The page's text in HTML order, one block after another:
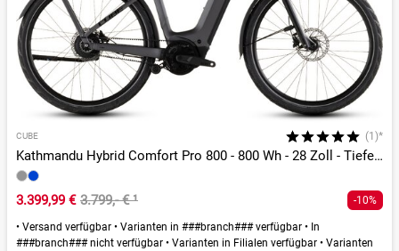
CUBE (1)*
Kathmandu Hybrid Comfort Pro 800 - 800 Wh - 28 Zoll - Tiefeinsteiger - 2026
3.399,99 € 3.799,- €¹ -10%
• Versand verfügbar • Varianten in ###branch### verfügbar • In
###branch### nicht verfügbar • Varianten in Filialen verfügbar • Varianten